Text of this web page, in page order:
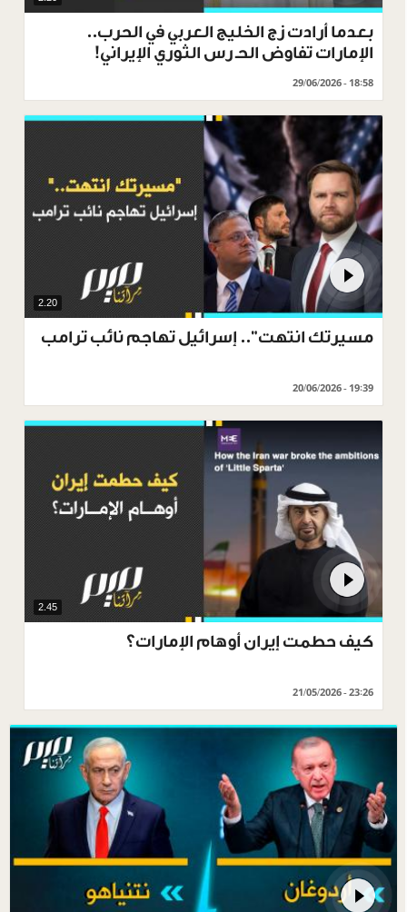
بعدما أرادت زج الخليج العربي في الحرب..
الإمارات تفاوض الحـ رس الثوري الإيراني!‬
29/06/2026 - 18:58
2.20
مسيرتك انتهت".. إسرائيل تهاجم نائب ترامب
20/06/2026 - 19:39
2.45
كيف حطمت إيران أوهام الإمارات؟
21/05/2026 - 23:26